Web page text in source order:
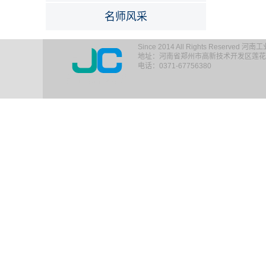
名师风采
Since 2014 All Rights Reserved 河南工
地址：河南省郑州市高新技术开发区莲
电话：0371-67756380